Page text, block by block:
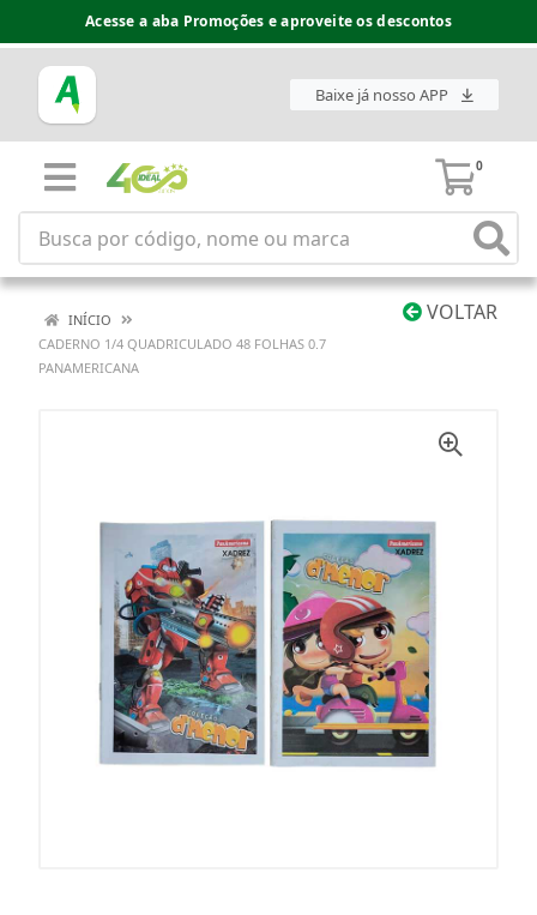
Acesse a aba Promoções e aproveite os descontos
Baixe já nosso APP
0
VOLTAR
INÍCIO
CADERNO 1/4 QUADRICULADO 48 FOLHAS 0.7
PANAMERICANA